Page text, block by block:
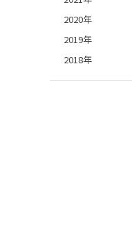
2020年
2019年
2018年